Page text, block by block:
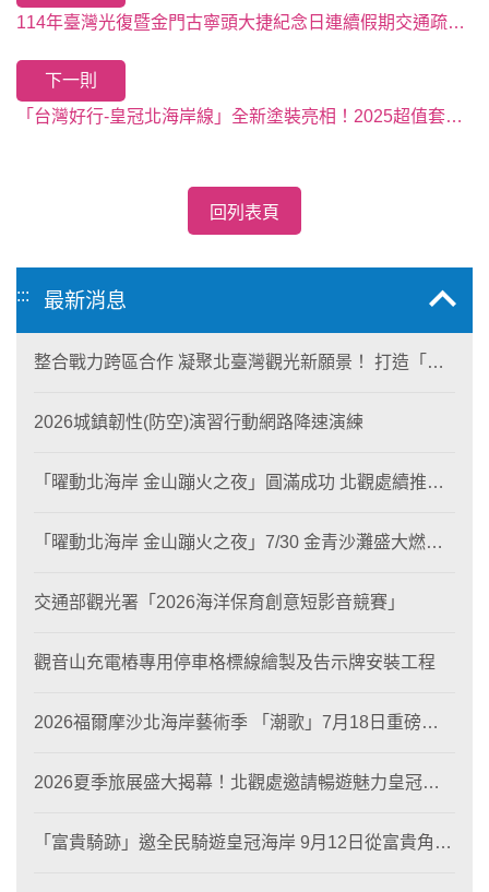
114年臺灣光復暨金門古寧頭大捷紀念日連續假期交通疏運宣導
下一則
「台灣好行-皇冠北海岸線」全新塗裝亮相！2025超值套票開賣，9月底前購票享限時9折優惠
回列表頁
::: 最新消息
整合戰力跨區合作 凝聚北臺灣觀光新願景！ 打造「生
2026城鎮韌性(防空)演習行動網路降速演練
「曜動北海岸 金山蹦火之夜」圓滿成功 北觀處續推照
「曜動北海岸 金山蹦火之夜」7/30 金青沙灘盛大燃
交通部觀光署「2026海洋保育創意短影音競賽」
觀音山充電樁專用停車格標線繪製及告示牌安裝工程
2026福爾摩沙北海岸藝術季 「潮歌」7月18日重磅登
2026夏季旅展盛大揭幕！北觀處邀請暢遊魅力皇冠海
「富貴騎跡」邀全民騎遊皇冠海岸 9月12日從富貴角出